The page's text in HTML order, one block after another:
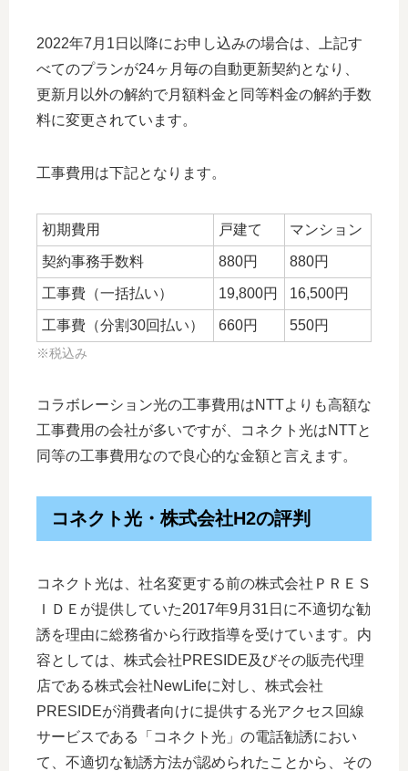
2022年7月1日以降にお申し込みの場合は、上記す
べてのプランが24ヶ月毎の自動更新契約となり、
更新月以外の解約で月額料金と同等料金の解約手数
料に変更されています。
工事費用は下記となります。
初期費用 戸建て マンション
契約事務手数料 880円 880円
工事費（一括払い） 19,800円 16,500円
工事費（分割30回払い） 660円 550円
※税込み
コラボレーション光の工事費用はNTTよりも高額な
工事費用の会社が多いですが、コネクト光はNTTと
同等の工事費用なので良心的な金額と言えます。
コネクト光・株式会社H2の評判
コネクト光は、社名変更する前の株式会社ＰＲＥＳ
ＩＤＥが提供していた2017年9月31日に不適切な勧
誘を理由に総務省から行政指導を受けています。内
容としては、株式会社PRESIDE及びその販売代理
店である株式会社NewLifeに対し、株式会社
PRESIDEが消費者向けに提供する光アクセス回線
サービスである「コネクト光」の電話勧誘におい
て、不適切な勧誘方法が認められたことから、その